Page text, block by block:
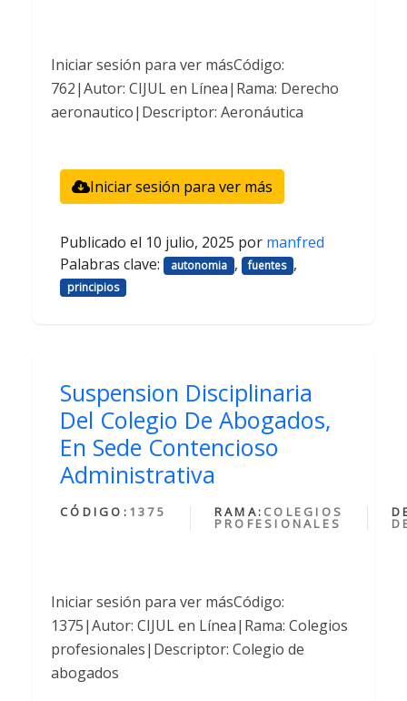
Iniciar sesión para ver másCódigo:
762|Autor: CIJUL en Línea|Rama: Derecho
aeronautico|Descriptor: Aeronáutica
Iniciar sesión para ver más
Publicado el 10 julio, 2025 por manfred
Palabras clave:
autonomia , fuentes ,
principios
Suspension Disciplinaria
Del Colegio De Abogados,
En Sede Contencioso
Administrativa
CÓDIGO: 1375 RAMA: COLEGIOS
PROFESIONALES
Iniciar sesión para ver másCódigo:
1375|Autor: CIJUL en Línea|Rama: Colegios
profesionales|Descriptor: Colegio de
abogados